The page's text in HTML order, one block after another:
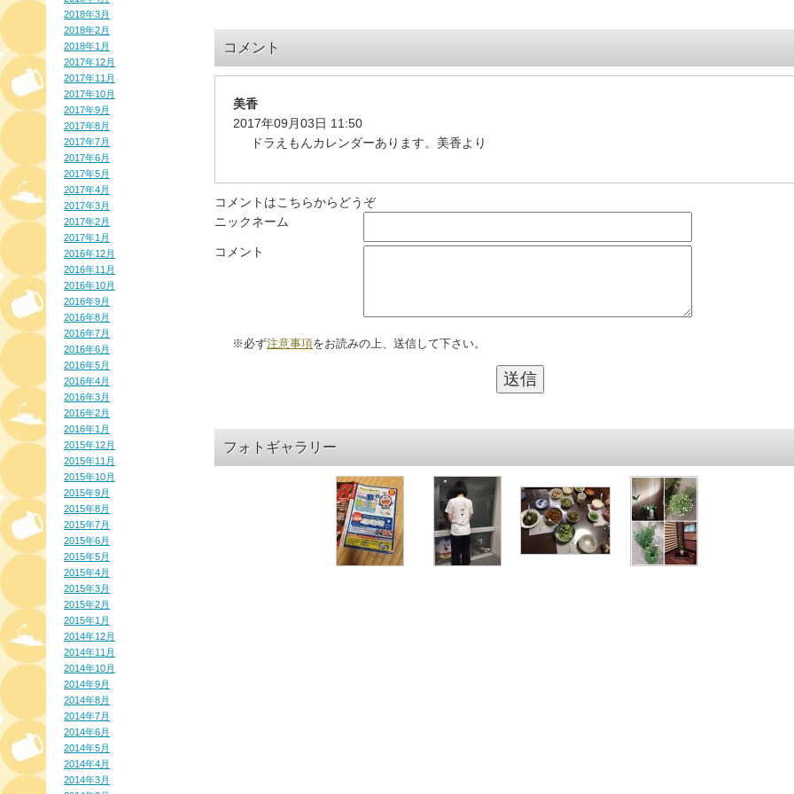
2018年3月
2018年2月
2018年1月
2017年12月
2017年11月
2017年10月
2017年9月
2017年8月
2017年7月
2017年6月
2017年5月
2017年4月
2017年3月
2017年2月
2017年1月
2016年12月
2016年11月
2016年10月
2016年9月
2016年8月
2016年7月
2016年6月
2016年5月
2016年4月
2016年3月
2016年2月
2016年1月
2015年12月
2015年11月
2015年10月
2015年9月
2015年8月
2015年7月
2015年6月
2015年5月
2015年4月
2015年3月
2015年2月
2015年1月
2014年12月
2014年11月
2014年10月
2014年9月
2014年8月
2014年7月
2014年6月
2014年5月
2014年4月
2014年3月
コメント
美香
2017年09月03日 11:50
ドラえもんカレンダーあります。美香より
コメントはこちらからどうぞ
ニックネーム
コメント
※必ず注意事項をお読みの上、送信して下さい。
フォトギャラリー